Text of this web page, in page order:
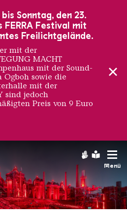
Menü
Hochofengruppe in Rot
Copyright:
Sonntag, den 23.
Festival mit
Freilichtgelände.
mit der
MACHT
mit der Sound-
Ogboh sowie die
mit der
sind jedoch
Preis von 9 Euro